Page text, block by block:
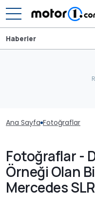
Haberler
Ana Sayfa Fotoğraflar
Fotoğraflar -
Örneği Olan
Mercedes